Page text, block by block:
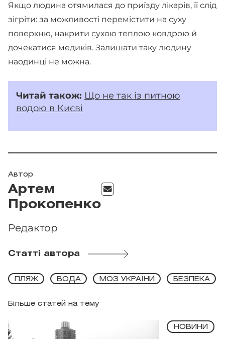
Якщо людина отямилася до приїзду лікарів, її слід
зігріти: за можливості перемістити на суху
поверхню, накрити сухою теплою ковдрою й
дочекатися медиків. Залишати таку людину
наодинці не можна.
Читай також: Що не так із питною
водою в Києві
Автор
Артем
Прокопенко
Редактор
Статті автора
Більше статей на тему
ПЛЯЖ ВОДА МОЗ УКРАЇНИ БЕЗПЕКА
НОВИНИ